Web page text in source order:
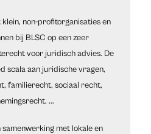
non-profitorganisaties en
bij BLSC op een zeer
voor juridisch advies. De
scala aan juridische vragen,
familierecht, sociaal recht,
...
met lokale en